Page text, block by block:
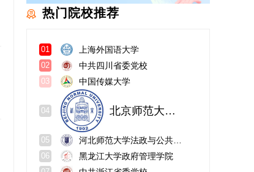
热门院校推荐
01 上海外国语大学
02 中共四川省委党校
03 中国传媒大学
04 北京师范大学研究生院珠海分院
05
06 黑龙江大学政府管理学院